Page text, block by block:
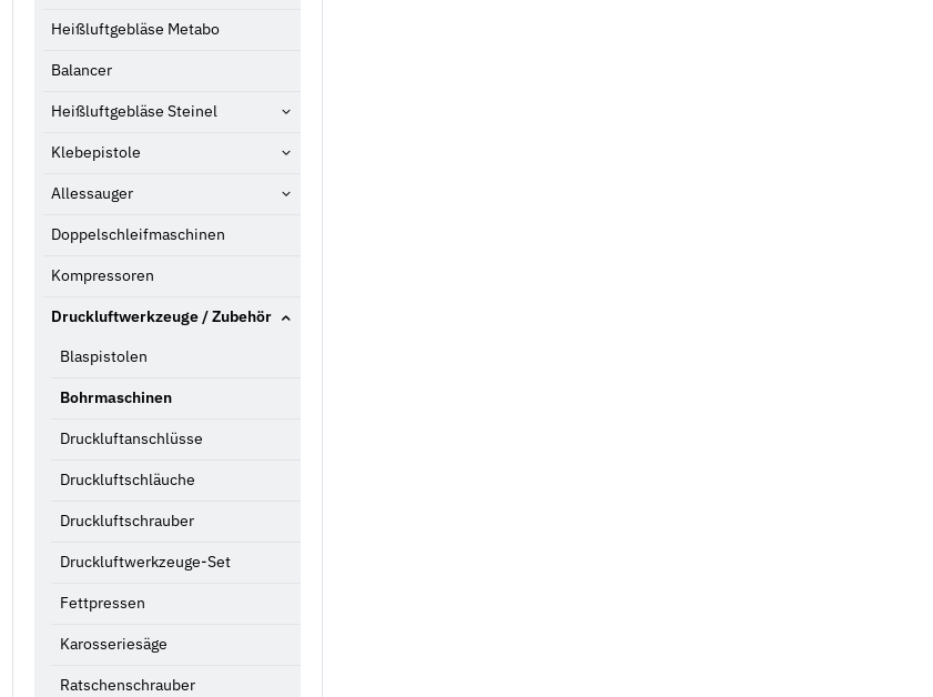
Heißluftgebläse Metabo
Balancer
Heißluftgebläse Steinel
Klebepistole
Allessauger
Doppelschleifmaschinen
Kompressoren
Druckluftwerkzeuge / Zubehör
Blaspistolen
Bohrmaschinen
Druckluftanschlüsse
Druckluftschläuche
Druckluftschrauber
Druckluftwerkzeuge-Set
Fettpressen
Karosseriesäge
Ratschenschrauber